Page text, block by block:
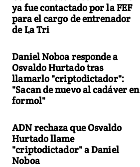
ya fue contactado por la FEF
para el cargo de entrenador
de La Tri
Daniel Noboa responde a
Osvaldo Hurtado tras
llamarlo "criptodictador":
"Sacan de nuevo al cadáver en
formol"
ADN rechaza que Osvaldo
Hurtado llame
"criptodictador" a Daniel
Noboa